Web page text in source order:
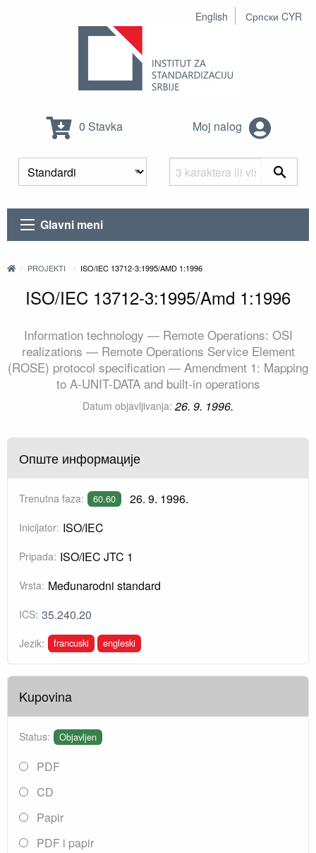
English Српски CYR
0 Stavka Moj nalog
Glavni meni
PROJEKTI ISO/IEC 13712-3:1995/AMD 1:1996
ISO/IEC 13712-3:1995/Amd 1:1996
Information technology — Remote Operations: OSI
realizations — Remote Operations Service Element
(ROSE) protocol specification — Amendment 1: Mapping
to A-UNIT-DATA and built-in operations
Datum objavljivanja: 26. 9. 1996.
Опште информације
Trenutna faza: 60.60 26. 9. 1996.
Inicijator: ISO/IEC
Pripada: ISO/IEC JTC 1
Vrsta: Međunarodni standard
ICS: 35.240.20
Jezik: francuski engleski
Kupovina
Status: Objavljen
PDF
CD
Papir
PDF i papir